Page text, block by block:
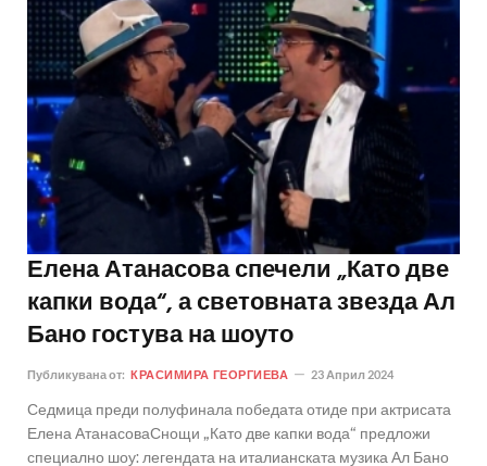
Елена Атанасова спечели „Като две
капки вода“, а световната звезда Ал
Бано гостува на шоуто
Публикувана от: КРАСИМИРА ГЕОРГИЕВА 23 Април 2024
Седмица преди полуфинала победата отиде при актрисата
Елена АтанасоваСнощи „Като две капки вода“ предложи
специално шоу: легендата на италианската музика Ал Бано